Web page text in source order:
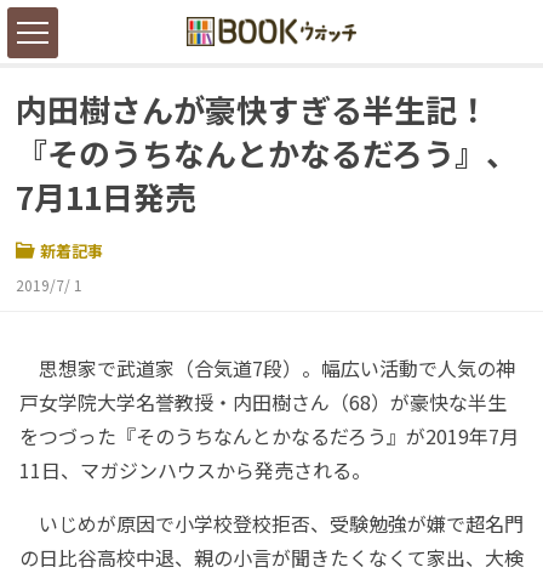
内田樹さんが豪快すぎる半生記！
『そのうちなんとかなるだろう』、
7月11日発売
新着記事
2019/7/ 1
思想家で武道家（合気道7段）。幅広い活動で人気の神
戸女学院大学名誉教授・内田樹さん（68）が豪快な半生
をつづった『そのうちなんとかなるだろう』が2019年7月
11日、マガジンハウスから発売される。
いじめが原因で小学校登校拒否、受験勉強が嫌で超名門
の日比谷高校中退、親の小言が聞きたくなくて家出、大検